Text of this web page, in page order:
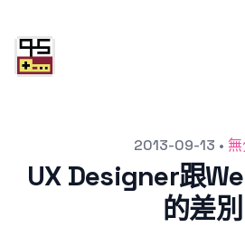
2013-09-13 •
UX Designer跟
的差別